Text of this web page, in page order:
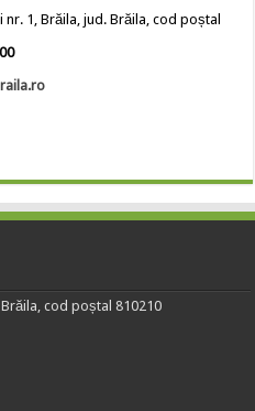
1, Brăila, jud. Brăila, cod poștal
cod poștal 810210